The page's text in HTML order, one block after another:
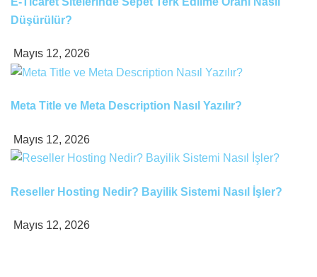
Düşürülür?
Mayıs 12, 2026
Meta Title ve Meta Description Nasıl Yazılır?
Mayıs 12, 2026
Reseller Hosting Nedir? Bayilik Sistemi Nasıl İşler?
Mayıs 12, 2026